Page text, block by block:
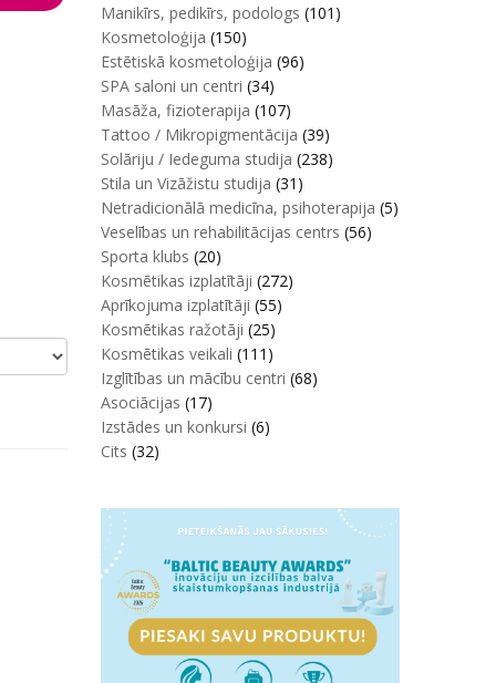
Manikīrs, pedikīrs, podologs (101)
Kosmetoloģija (150)
Estētiskā kosmetoloģija (96)
SPA saloni un centri (34)
Masāža, fizioterapija (107)
Tattoo / Mikropigmentācija (39)
Solāriju / Iedeguma studija (238)
Stila un Vizāžistu studija (31)
Netradicionālā medicīna, psihoterapija (5)
Veselības un rehabilitācijas centrs (56)
Sporta klubs (20)
Kosmētikas izplatītāji (272)
Aprīkojuma izplatītāji (55)
Kosmētikas ražotāji (25)
Kosmētikas veikali (111)
Izglītības un mācību centri (68)
Asociācijas (17)
Izstādes un konkursi (6)
Cits (32)